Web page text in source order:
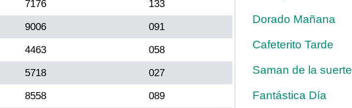
7176 133
9006 091
4463 058
5718 027
8558 089
Dorado Mañana
Cafeterito Tarde
Saman de la suerte
Fantástica Día